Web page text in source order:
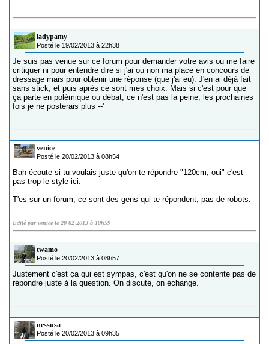
ladypamy
Posté le 19/02/2013 à 22h38
Je suis pas venue sur ce forum pour demander votre avis ou me faire
critiquer ni pour entendre dire si j'ai ou non ma place en concours de
dressage mais pour obtenir une réponse (que j'ai eu). J'en ai déjà fait
sans stick, et puis après ce sont mes choix. Mais si c'est pour que
ça parte en polémique ou débat, ce n'est pas la peine, les prochaines
fois je ne posterais plus --'
venice
Posté le 20/02/2013 à 08h54
Bah écoute si tu voulais juste qu'on te répondre "120cm, oui" c'est
pas trop le style ici.
T'es sur un forum, ce sont des gens qui te répondent, pas de robots.
Edité par venice le 20-02-2013 à 10h59
twamo
Posté le 20/02/2013 à 08h57
Justement c'est ça qui est sympas, c'est qu'on ne se contente pas de
répondre juste à la question. On discute, on échange.
nessusa
Posté le 20/02/2013 à 09h35